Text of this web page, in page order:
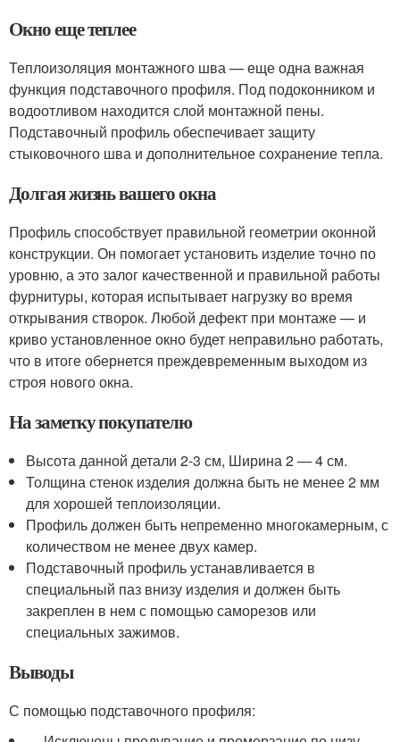
Окно еще теплее
Теплоизоляция монтажного шва — еще одна важная
функция подставочного профиля. Под подоконником и
водоотливом находится слой монтажной пены.
Подставочный профиль обеспечивает защиту
стыковочного шва и дополнительное сохранение тепла.
Долгая жизнь вашего окна
Профиль способствует правильной геометрии оконной
конструкции. Он помогает установить изделие точно по
уровню, а это залог качественной и правильной работы
фурнитуры, которая испытывает нагрузку во время
открывания створок. Любой дефект при монтаже — и
криво установленное окно будет неправильно работать,
что в итоге обернется преждевременным выходом из
строя нового окна.
На заметку покупателю
Высота данной детали 2-3 см, Ширина 2 — 4 см.
Толщина стенок изделия должна быть не менее 2 мм
для хорошей теплоизоляции.
Профиль должен быть непременно многокамерным, с
количеством не менее двух камер.
Подставочный профиль устанавливается в
специальный паз внизу изделия и должен быть
закреплен в нем с помощью саморезов или
специальных зажимов.
Выводы
С помощью подставочного профиля: